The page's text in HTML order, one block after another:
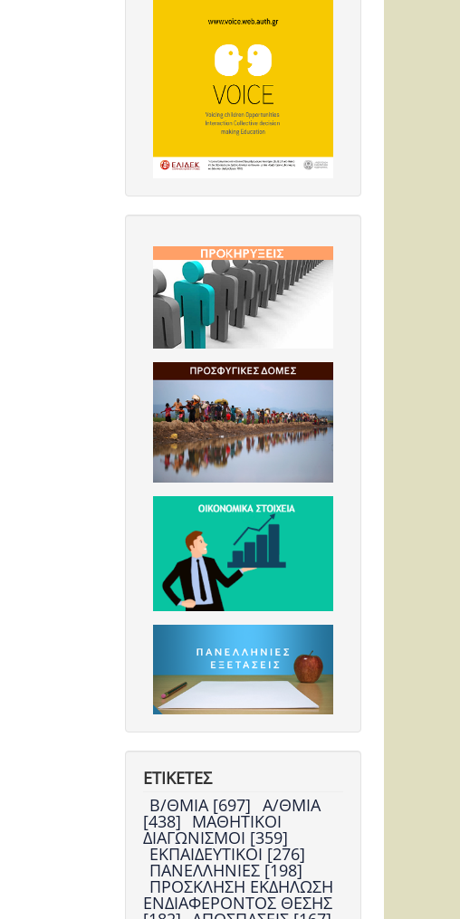
ΕΤΙΚΕΤΕΣ
Β/ΘΜΙΑ [697] Α/ΘΜΙΑ
[438] ΜΑΘΗΤΙΚΟΙ
ΔΙΑΓΩΝΙΣΜΟΙ [359]
ΕΚΠΑΙΔΕΥΤΙΚΟΙ [276]
ΠΑΝΕΛΛΗΝΙΕΣ [198]
ΠΡΟΣΚΛΗΣΗ ΕΚΔΗΛΩΣΗ
ΕΝΔΙΑΦΕΡΟΝΤΟΣ ΘΕΣΗΣ